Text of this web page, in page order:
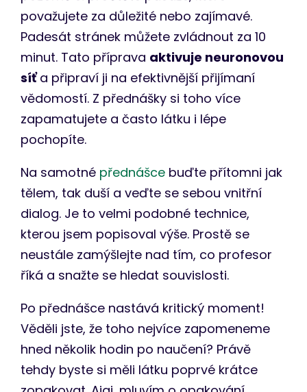
považujete za důležité nebo zajímavé.
Padesát stránek můžete zvládnout za 10
minut. Tato příprava aktivuje neuronovou
síťa připraví ji na efektivnější přijímaní
vědomostí. Z přednášky si toho více
zapamatujete a často látku i lépe
pochopíte.
Na samotné přednášce buďte přítomni jak
tělem, tak duší a veďte se sebou vnitřní
dialog. Je to velmi podobné technice,
kterou jsem popisoval výše. Prostě se
neustále zamýšlejte nad tím, co profesor
říká a snažte se hledat souvislosti.
Po přednášce nastává kritický moment!
Věděli jste, že toho nejvíce zapomeneme
hned několik hodin po naučení? Právě
tehdy byste si měli látku poprvé krátce